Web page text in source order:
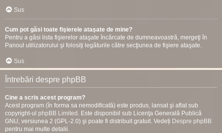
Sus
Cum pot găsi toate fişierele ataşate de mine?
Pentru a găsi lista fişierelor ataşate încărcate de dumneavoastră, mergeţi în
Panoul utilizatorului şi folosiţi legăturile către secţiunea de fişiere ataşate.
Sus
Întrebări despre phpBB
Cine a scris acest program?
Acest program (în forma sa nemodificată) este produs, lansat şi aflat sub
copyright-ul phpBB Limited . Este disponibil sub Licenţa Generală Publică
GNU, versiunea 2 (GPL-2.0) şi poate fi distribuit gratuit. Vedeți Despre phpBB
pentru mai multe detalii.